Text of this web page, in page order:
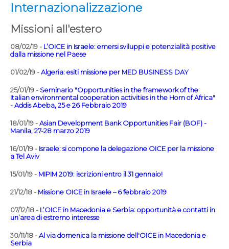
Internazionalizzazione
Missioni all'estero
08/02/19 - L’OICE in Israele: emersi sviluppi e potenzialità positive
dalla missione nel Paese
01/02/19 - Algeria: esiti missione per MED BUSINESS DAY
25/01/19 - Seminario "Opportunities in the framework of the
Italian environmental cooperation activities in the Horn of Africa"
- Addis Abeba, 25 e 26 Febbraio 2019
18/01/19 - Asian Development Bank Opportunities Fair (BOF) -
Manila, 27-28 marzo 2019
16/01/19 - Israele: si compone la delegazione OICE per la missione
a Tel Aviv
15/01/19 - MIPIM 2019: iscrizioni entro il 31 gennaio!
21/12/18 - Missione OICE in Israele – 6 febbraio 2019
07/12/18 - L’OICE in Macedonia e Serbia: opportunità e contatti in
un’area di estremo interesse
30/11/18 - Al via domenica la missione dell'OICE in Macedonia e
Serbia